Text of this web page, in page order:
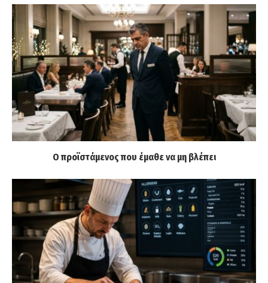
Ο προϊστάμενος που έμαθε να μη βλέπει